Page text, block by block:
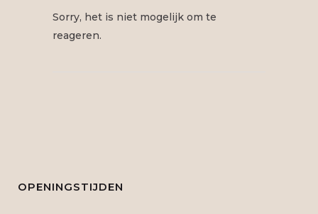
Sorry, het is niet mogelijk om te
reageren.
OPENINGSTIJDEN